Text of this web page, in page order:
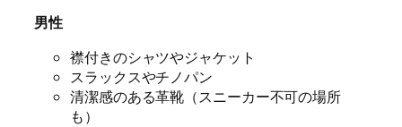
男性
襟付きのシャツやジャケット
スラックスやチノパン
清潔感のある革靴（スニーカー不可の場所
も）